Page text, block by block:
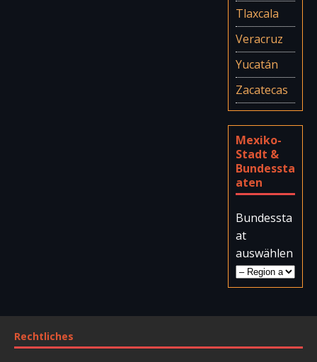
Tlaxcala
Veracruz
Yucatán
Zacatecas
Mexiko-
Stadt &
Bundessta
aten
Bundessta
at
auswählen
Rechtliches